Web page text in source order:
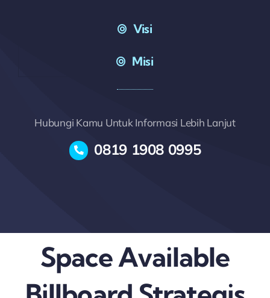
Visi
Misi
Hubungi Kamu Untuk Informasi Lebih Lanjut
0819 1908 0995
Space Available